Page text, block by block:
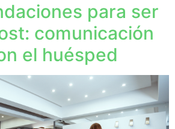
para ser
comunicación
el huésped